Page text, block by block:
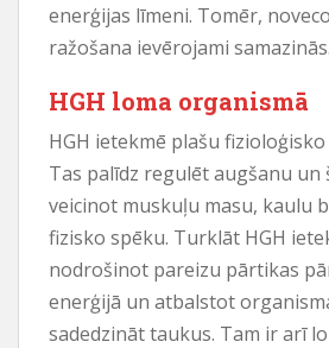
enerģijas līmeni. Tomēr,
ražošana ievērojami samazinās.
HGH loma organismā
HGH ietekmē plašu
Tas palīdz regulēt augšanu un
veicinot muskuļu masu, kaulu
fizisko spēku. Turklāt HGH
nodrošinot pareizu pārtikas
enerģijā un atbalstot
sadedzināt taukus. Tam ir arī